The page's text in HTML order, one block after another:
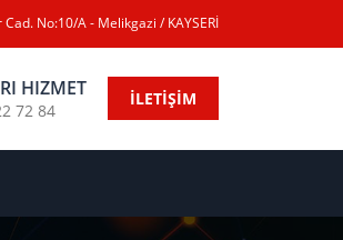
No:10/A - Melikgazi / KAYSERİ
HIZMET
72 84
İLETİŞİM